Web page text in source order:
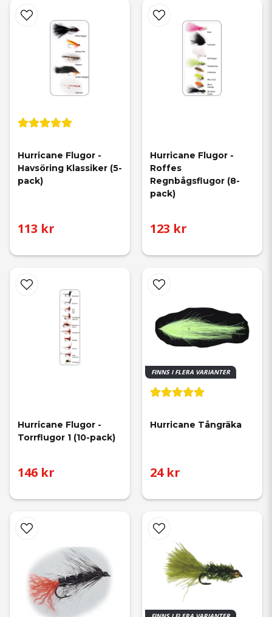
Hurricane Flugor -
Havsöring Klassiker (5-
pack)
113 kr
Hurricane Flugor -
Roffes
Regnbågsflugor (8-
pack)
123 kr
Hurricane Flugor -
Torrflugor 1 (10-pack)
146 kr
FINNS I FLERA VARIANTER
Hurricane Tångräka
24 kr